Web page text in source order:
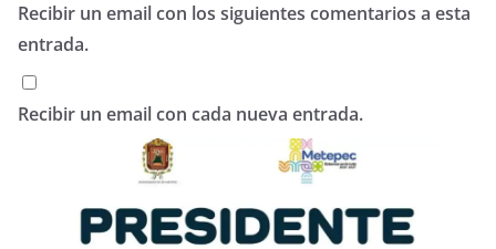
Recibir un email con los siguientes comentarios a esta
entrada.
Recibir un email con cada nueva entrada.